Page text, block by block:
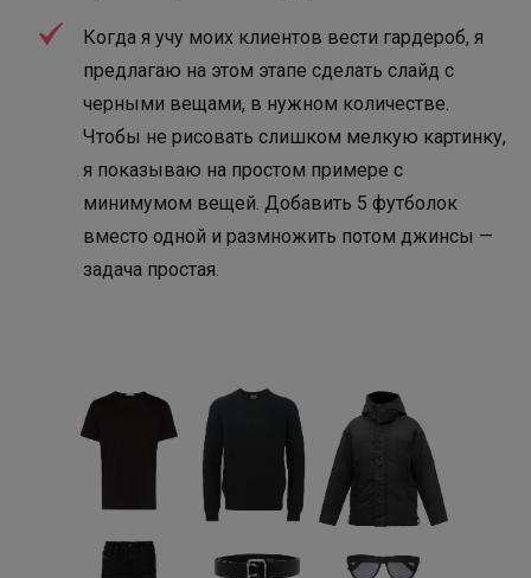
Когда я учу моих клиентов вести гардероб, я
предлагаю на этом этапе сделать слайд с
черными вещами, в нужном количестве.
Чтобы не рисовать слишком мелкую картинку,
я показываю на простом примере с
минимумом вещей. Добавить 5 футболок
вместо одной и размножить потом джинсы —
задача простая.